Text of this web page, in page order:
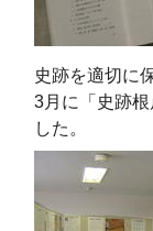
史跡を適切に
3月に「史跡
した。